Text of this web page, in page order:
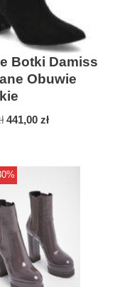
Botki Damiss
Obuwie
441,00zł